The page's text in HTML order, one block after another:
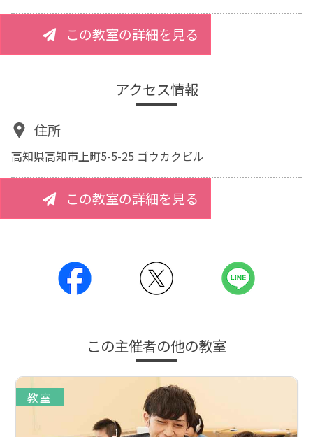
この教室の詳細を見る
アクセス情報
住所
高知県高知市上町5-5-25 ゴウカクビル
この教室の詳細を見る
この主催者の他の教室
教室